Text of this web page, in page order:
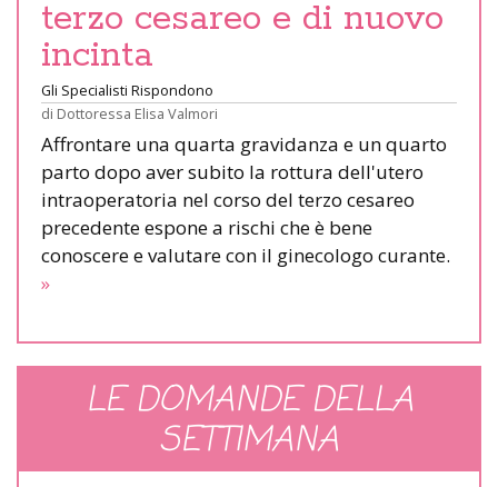
terzo cesareo e di nuovo
incinta
Gli Specialisti Rispondono
di Dottoressa Elisa Valmori
Affrontare una quarta gravidanza e un quarto
parto dopo aver subito la rottura dell'utero
intraoperatoria nel corso del terzo cesareo
precedente espone a rischi che è bene
conoscere e valutare con il ginecologo curante.
»
LE DOMANDE DELLA
SETTIMANA